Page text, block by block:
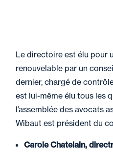
Le directoire est élu pour
renouvelable par un
dernier, chargé de
est lui-même élu tous les
l’assemblée des avocats
Wibaut est président du
Carole Chatelain,